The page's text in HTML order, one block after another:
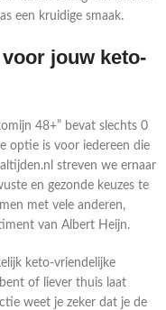
een kruidige smaak.
jouw keto-
48+” bevat slechts 0
optie is voor iedereen die
streven we ernaar
en gezonde keuzes te
met vele anderen,
van Albert Heijn.
keto-vriendelijke
of liever thuis laat
weet je zeker dat je de